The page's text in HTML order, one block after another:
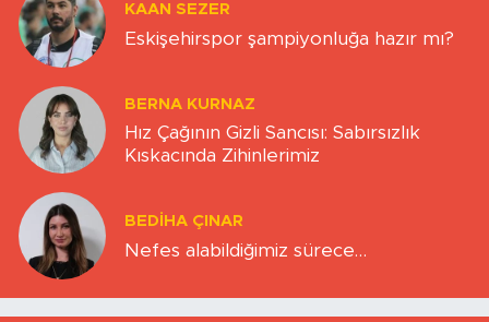
KAAN SEZER
Eskişehirspor şampiyonluğa hazır mı?
BERNA KURNAZ
Hız Çağının Gizli Sancısı: Sabırsızlık
Kıskacında Zihinlerimiz
BEDIHA ÇINAR
Nefes alabildiğimiz sürece…